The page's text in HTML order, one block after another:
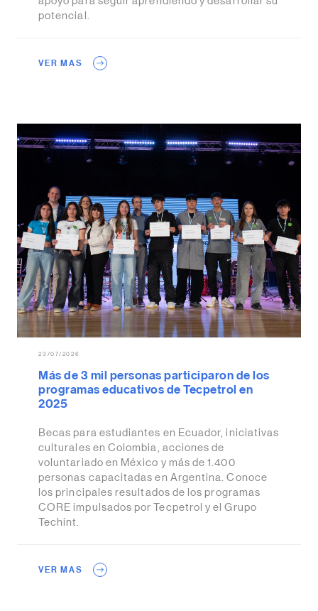
potencial.
VER MAS
23/07/2026
Más de 3 mil personas participaron de los
programas educativos de Tecpetrol en
2025
Becas para estudiantes en Ecuador, iniciativas
culturales en Colombia, acciones de
voluntariado en México y más de 1.400
personas capacitadas en Argentina. Conoce
los principales resultados de los programas
CORE impulsados por Tecpetrol y el Grupo
Techint.
VER MAS